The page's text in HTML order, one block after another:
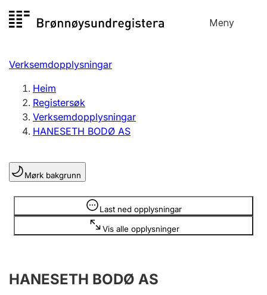
til
Meny
Registersøk
Aksjeselskap
Enkeltpersonføretak
Registrere, endre, slette
Lag og foreining
Registrere, endre, slette
Årsrekneskap
Verksemdopplysningar
Heim
Registersøk
Verksemdopplysningar
HANESETH BODØ AS
Mørk bakgrunn
Last ned opplysningar
Vis alle opplysninger
Opplysninger er skjult
HANESETH BODØ AS